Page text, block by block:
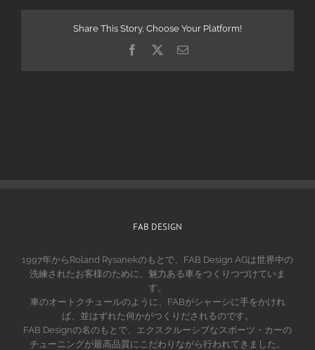
Share This Story, Choose Your Platform!
Facebook
電
FAB DESIGN
1997年からRoland Rysanekのもとで、FAB Design AGは世界中の
洗練されたお客様のために、魅力ある車をつくりつづけていま
す。
車のオートクチュールのように、FABがシャーシに手をかけれ
ば、並はずれた何かがつくりだされるのです。
FAB Designの名のもとで、エクスクルーシブなスポーツ・カーの
チューニングが最高品質にこだわりながら行われてきました。